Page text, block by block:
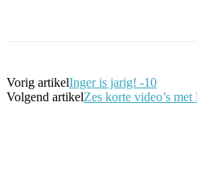
Vorig artikelInger is jarig! -10
Volgend artikelZes korte video’s